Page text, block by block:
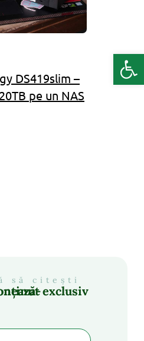
DS419slim –
pe un NAS
să citești
conținut exclusiv